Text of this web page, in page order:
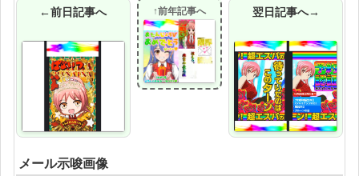
←前日記事へ ↑前年記事へ 翌日記事へ→
メール示唆画像